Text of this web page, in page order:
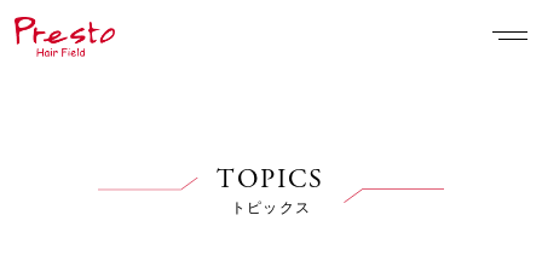
TOPICS
トピックス